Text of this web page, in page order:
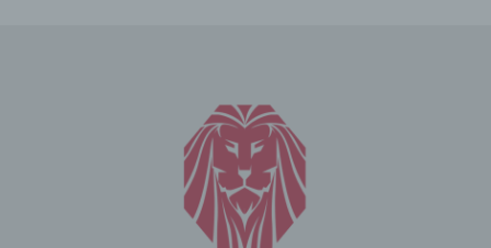
Informationen ziehen wird keine Rückschlüsse auf die
betroffene Person. Diese Informationen werden vielmehr
benötigt, um (1) die Inhalte unserer Internetseite korrekt
auszuliefern, (2) die Inhalte unserer Internetseite sowie
die Werbung für diese zu optimieren, (3) die dauerhafte
Funktionsfähigkeit unserer informationstechnologischen